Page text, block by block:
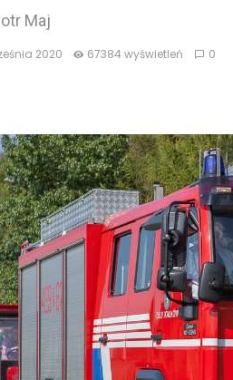
Maj
2020 67384 wyświetleń 0